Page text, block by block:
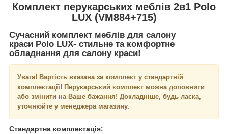
Комплект перукарських меблів 2в1 Polo
LUX (VM884+715)
Сучасний комплект меблів для салону
краси Polo LUX- стильне та комфортне
обладнання для салону краси!
Увага! Вартість вказана за комплект у стандартній
комплектації! Перукарський комплект можна доповнити
або змінити на Ваше бажання! Докладніше, будь ласка,
уточнюйте у менеджера магазину.
Стандартна комплектація: